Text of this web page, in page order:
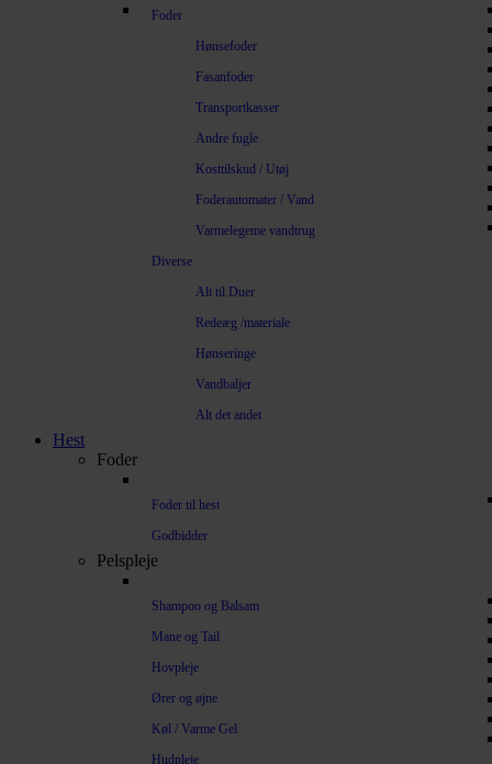
Foder
Hønsefoder
Fasanfoder
Transportkasser
Andre fugle
Kosttilskud / Utøj
Foderautomater / Vand
Varmelegeme vandtrug
Diverse
Alt til Duer
Redeæg /materiale
Hønseringe
Vandbaljer
Alt det andet
Hest
Foder
Foder til hest
Godbidder
Pelspleje
Shampoo og Balsam
Mane og Tail
Hovpleje
Ører og øjne
Køl / Varme Gel
Hudpleje